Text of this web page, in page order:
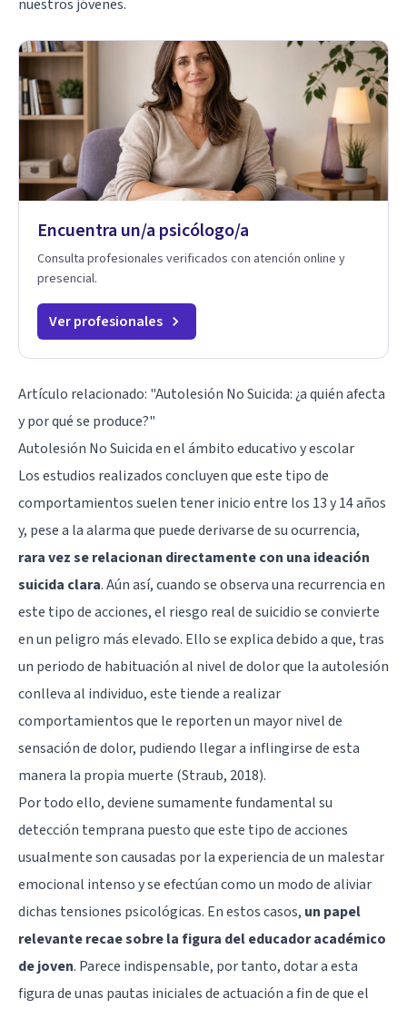
nuestros jóvenes.
Encuentra un/a psicólogo/a
Consulta profesionales verificados con atención online y
presencial.
Ver profesionales
Artículo relacionado: "Autolesión No Suicida: ¿a quién afecta
y por qué se produce?"
Autolesión No Suicida en el ámbito educativo y escolar
Los estudios realizados concluyen que este tipo de
comportamientos suelen tener inicio entre los 13 y 14 años
y, pese a la alarma que puede derivarse de su ocurrencia,
rara vez se relacionan directamente con una ideación
suicida clara. Aún así, cuando se observa una recurrencia en
este tipo de acciones, el riesgo real de suicidio se convierte
en un peligro más elevado. Ello se explica debido a que, tras
un periodo de habituación al nivel de dolor que la autolesión
conlleva al individuo, este tiende a realizar
comportamientos que le reporten un mayor nivel de
sensación de dolor, pudiendo llegar a inflingirse de esta
manera la propia muerte (Straub, 2018).
Por todo ello, deviene sumamente fundamental su
detección temprana puesto que este tipo de acciones
usualmente son causadas por la experiencia de un malestar
emocional intenso y se efectúan como un modo de aliviar
dichas tensiones psicológicas. En estos casos, un papel
relevante recae sobre la figura del educador académico
de joven. Parece indispensable, por tanto, dotar a esta
figura de unas pautas iniciales de actuación a fin de que el